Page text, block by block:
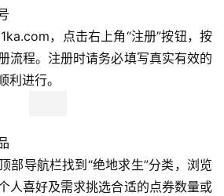
，点击右上角“注册”按钮，按
流程。注册时请务必填写真实有效的
利进行。
部导航栏找到“绝地求生”分类，浏览
人喜好及需求挑选合适的点券数量或